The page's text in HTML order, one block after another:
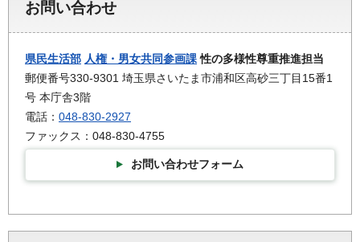
お問い合わせ
県民生活部 人権・男女共同参画課性の多様性尊重推進担当
郵便番号330-9301 埼玉県さいたま市浦和区高砂三丁目15番1
号 本庁舎3階
電話： 048-830-2927
ファックス：048-830-4755
お問い合わせフォーム